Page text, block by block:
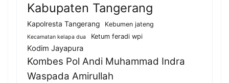
Kabupaten Tangerang
Kapolresta Tangerang Kebumen jateng
Kecamatan kelapa dua Ketum feradi wpi
Kodim Jayapura
Kombes Pol Andi Muhammad Indra
Waspada Amirullah